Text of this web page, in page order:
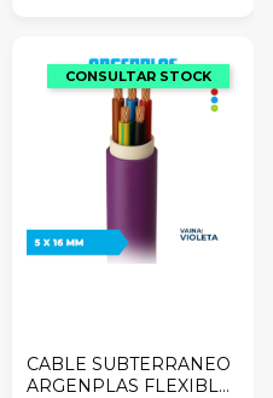
CABLE SUBTERRANEO
ARGENPLAS FLEXIBLE